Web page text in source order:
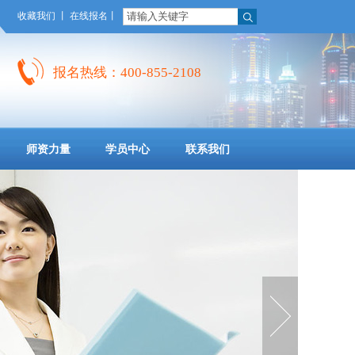
收藏我们 在线报名
报名热线：400-855-2108
师资力量 学员中心 联系我们